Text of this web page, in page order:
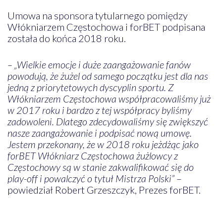
Umowa na sponsora tytularnego pomiędzy
Włókniarzem Częstochowa i forBET podpisana
została do końca 2018 roku.
– „Wielkie emocje i duże zaangażowanie fanów
powodują, że żużel od samego początku jest dla nas
jedną z priorytetowych dyscyplin sportu. Z
Włókniarzem Częstochowa współpracowaliśmy już
w 2017 roku i bardzo z tej współpracy byliśmy
zadowoleni. Dlatego zdecydowaliśmy się zwiększyć
nasze zaangażowanie i podpisać nową umowę.
Jestem przekonany, że w 2018 roku jeżdżąc jako
forBET Włókniarz Częstochowa żużlowcy z
Częstochowy są w stanie zakwalifikować się do
play-off i powalczyć o tytuł Mistrza Polski”–
powiedział Robert Grzeszczyk, Prezes forBET.